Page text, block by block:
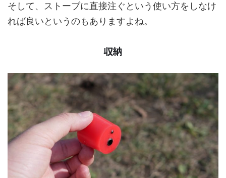
そして、ストーブに直接注ぐという使い方をしなけ
れば良いというのもありますよね。
収納